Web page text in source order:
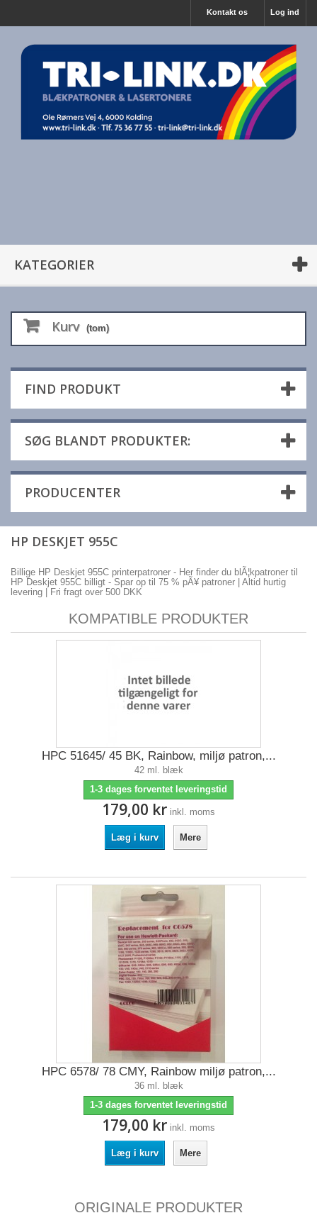
Log ind
Kontakt os
KATEGORIER
Kurv (tom)
FIND PRODUKT
SØG BLANDT PRODUKTER:
PRODUCENTER
HP DESKJET 955C
Billige HP Deskjet 955C printerpatroner - Her finder du blÃ¦kpatroner til
HP Deskjet 955C billigt - Spar op til 75 % pÃ¥ patroner | Altid hurtig
levering | Fri fragt over 500 DKK
KOMPATIBLE PRODUKTER
HPC 51645/ 45 BK, Rainbow, miljø patron,...
42 ml. blæk
1-3 dages forventet leveringstid
179,00 kr inkl. moms
Læg i kurv Mere
HPC 6578/ 78 CMY, Rainbow miljø patron,...
36 ml. blæk
1-3 dages forventet leveringstid
179,00 kr inkl. moms
Læg i kurv Mere
ORIGINALE PRODUKTER